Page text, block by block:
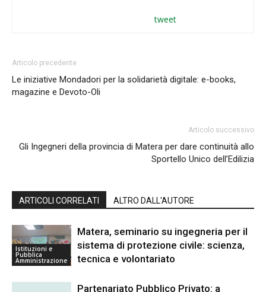
tweet
Articolo precedente
Le iniziative Mondadori per la solidarietà digitale: e-books,
magazine e Devoto-Oli
Articolo successivo
Gli Ingegneri della provincia di Matera per dare continuità allo
Sportello Unico dell’Edilizia
ARTICOLI CORRELATI ALTRO DALL'AUTORE
Istituzioni e
Pubblica
Amministrazione
Matera, seminario su ingegneria per il
sistema di protezione civile: scienza,
tecnica e volontariato
Partenariato Pubblico Privato: a